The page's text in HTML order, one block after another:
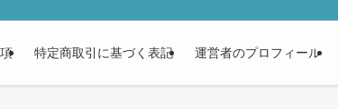
特定商取引に基づく表記 運営者のプロフィール